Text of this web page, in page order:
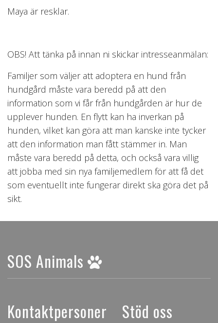
Maya är resklar.
OBS! Att tänka på innan ni skickar intresseanmälan:
Familjer som väljer att adoptera en hund från
hundgård måste vara beredd på att den
information som vi får från hundgården är hur de
upplever hunden. En flytt kan ha inverkan på
hunden, vilket kan göra att man kanske inte tycker
att den information man fått stämmer in. Man
måste vara beredd på detta, och också vara villig
att jobba med sin nya familjemedlem för att få det
som eventuellt inte fungerar direkt ska göra det på
sikt.
SOS Animals
Kontaktpersoner Stöd oss